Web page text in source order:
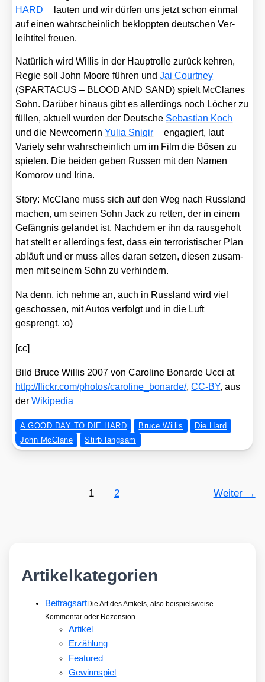
HARD
lau­ten und wir dür­fen uns jetzt schon ein­mal
auf einen wahr­schein­lich beklopp­ten deut­schen Ver­
leih­ti­tel freu­en.
Natür­lich wird Wil­lis in der Haupt­rol­le zurück keh­ren,
Regie soll John Moo­re füh­ren undJai Court­ney
(SPARTACUS – BLOOD AND SAND) spielt McCla­nes
Sohn. Dar­über hin­aus gibt es aller­dings noch Löcher zu
fül­len, aktu­ell wur­den der Deut­sche Sebas­ti­an Koch
und die New­co­me­rinYulia Sni­gir
enga­giert, laut
Varie­ty sehr wahr­schein­lich um im Film die Bösen zu
spie­len. Die bei­den geben Rus­sen mit den Namen
Komo­rov und Iri­na.
Sto­ry: McCla­ne muss sich auf den Weg nach Russ­land
machen, um sei­nen Sohn Jack zu ret­ten, der in einem
Gefäng­nis gelan­det ist. Nach­dem er ihn da raus­ge­holt
hat stellt er aller­dings fest, dass ein ter­ro­ris­ti­scher Plan
abläuft und er muss alles dar­an set­zen, die­sen zusam­
men mit sei­nem Sohn zu ver­hin­dern.
Na denn, ich neh­me an, auch in Russ­land wird viel
geschos­sen, mit Autos ver­folgt und in die Luft
gesprengt. :o)
[cc]
Bild Bruce Wil­lis 2007 von Caro­li­ne Bonar­de Ucci at
http://​flickr​.com/​p​h​o​t​o​s​/​c​a​r​o​l​i​n​e​_​b​o​n​a​r​de/,CC-BY, aus
derWiki­pe­dia
A GOOD DAY TO DIE HARD Bruce Willis
Die Hard
John McClane
Stirb langsam
1 2 Weiter →
Artikelkategorien
BeitragsartDie Art des Artikels, also beispielsweise
Kommentar oder Rezension
Artikel
Erzählung
Featured
Gewinnspiel